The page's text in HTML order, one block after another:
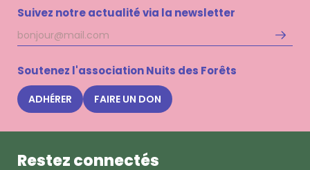
Suivez notre actualité via la newsletter
Adresse
mail
Soutenez l'association Nuits des Forêts
ADHÉRER FAIRE UN DON
Restez connectés